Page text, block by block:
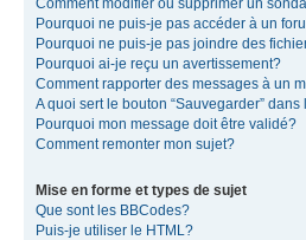
Pourquoi ne puis-je pas accéder à un
Pourquoi ne puis-je pas joindre des
Pourquoi ai-je reçu un avertissement?
Comment rapporter des messages à un
A quoi sert le bouton “Sauvegarder”
Pourquoi mon message doit être validé?
Comment remonter mon sujet?
Mise en forme et types de sujet
Que sont les BBCodes?
Puis-je utiliser le HTML?